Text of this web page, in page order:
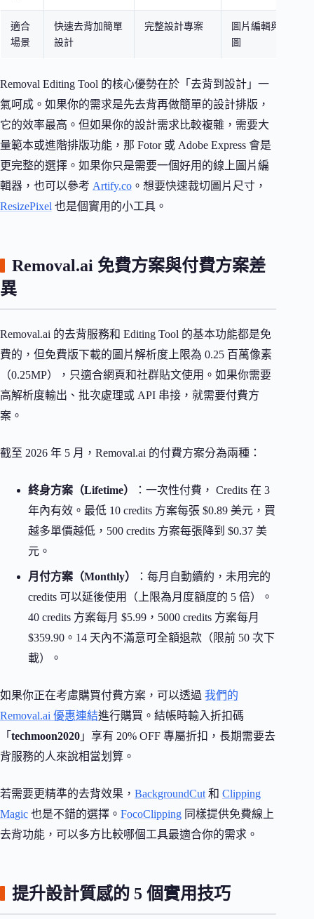
適合
場景
快速去背加簡單
設計
完整設計專案
圖片編輯與修
圖
Removal Editing Tool 的核心優勢在於「去背到設計」一
氣呵成。如果你的需求是先去背再做簡單的設計排版，
它的效率最高。但如果你的設計需求比較複雜，需要大
量範本或進階排版功能，那 Fotor 或 Adobe Express 會是
更完整的選擇。如果你只是需要一個好用的線上圖片編
輯器，也可以參考 Artify.co 。想要快速裁切圖片尺寸，
ResizePixel 也是個實用的小工具。
Removal.ai 免費方案與付費方案差
異
Removal.ai 的去背服務和 Editing Tool 的基本功能都是免
費的，但免費版下載的圖片解析度上限為 0.25 百萬像素
（0.25MP），只適合網頁和社群貼文使用。如果你需要
高解析度輸出、批次處理或 API 串接，就需要付費方
案。
截至 2026 年 5 月，Removal.ai 的付費方案分為兩種：
終身方案（Lifetime）
：一次性付費， Credits 在 3
年內有效。最低 10 credits 方案每張 $0.89 美元，買
越多單價越低，500 credits 方案每張降到 $0.37 美
元。
月付方案（Monthly）
：每月自動續約，未用完的
credits 可以延後使用（上限為月度額度的 5 倍）。
40 credits 方案每月 $5.99，5000 credits 方案每月
$359.90。14 天內不滿意可全額退款（限前 50 次下
載）。
如果你正在考慮購買付費方案，可以透過 我們的
Removal.ai 優惠連結進行購買。結帳時輸入折扣碼
「 techmoon2020 」享有 20% OFF 專屬折扣，長期需要去
背服務的人來說相當划算。
若需要更精準的去背效果， BackgroundCut 和 Clipping
Magic 也是不錯的選擇。 FocoClipping 同樣提供免費線上
去背功能，可以多方比較哪個工具最適合你的需求。
提升設計質感的 5 個實用技巧